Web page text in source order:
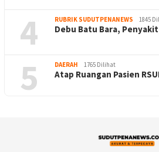
4 RUBRIK SUDUTPENANEWS 1845
Debu Batu Bara,
5 DAERAH 1765 Dilihat
Atap Ruangan Pasien